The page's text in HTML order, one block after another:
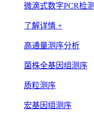
微滴式数字PCR检测
了解详情 +
高通量测序分析
菌株全基因组测序
质粒测序
宏基因组测序